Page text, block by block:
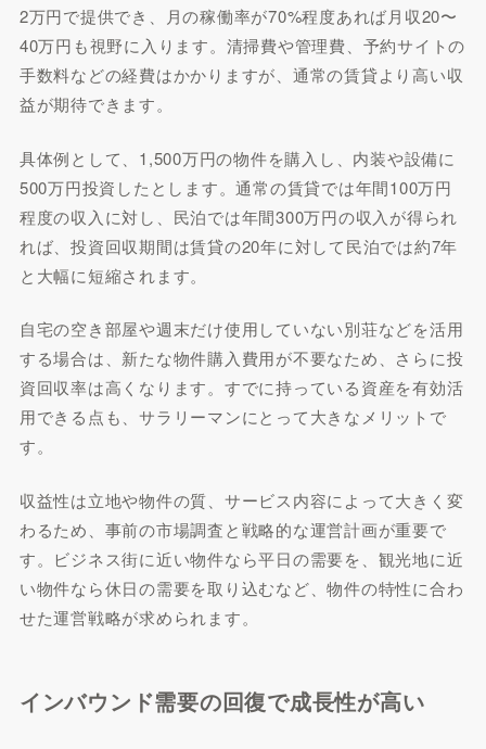
2万円で提供でき、月の稼働率が70%程度あれば月収20〜
40万円も視野に入ります。清掃費や管理費、予約サイトの
手数料などの経費はかかりますが、通常の賃貸より高い収
益が期待できます。
具体例として、1,500万円の物件を購入し、内装や設備に
500万円投資したとします。通常の賃貸では年間100万円
程度の収入に対し、民泊では年間300万円の収入が得られ
れば、投資回収期間は賃貸の20年に対して民泊では約7年
と大幅に短縮されます。
自宅の空き部屋や週末だけ使用していない別荘などを活用
する場合は、新たな物件購入費用が不要なため、さらに投
資回収率は高くなります。すでに持っている資産を有効活
用できる点も、サラリーマンにとって大きなメリットで
す。
収益性は立地や物件の質、サービス内容によって大きく変
わるため、事前の市場調査と戦略的な運営計画が重要で
す。ビジネス街に近い物件なら平日の需要を、観光地に近
い物件なら休日の需要を取り込むなど、物件の特性に合わ
せた運営戦略が求められます。
インバウンド需要の回復で成長性が高い